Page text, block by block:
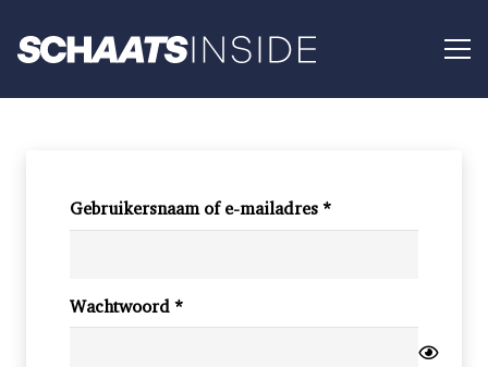
Gebruikersnaam of e-mailadres *Vereist
Wachtwoord *Vereist